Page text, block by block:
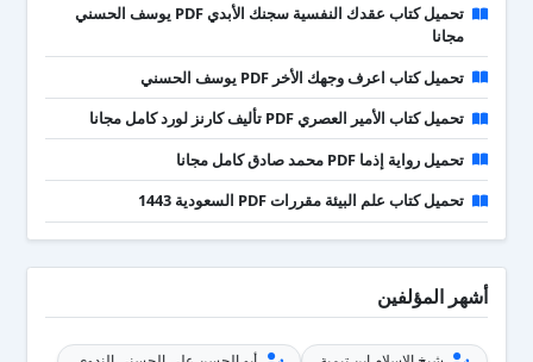
تحميل كتاب عقدك النفسية سجنك الأبدي PDF يوسف الحسني
مجانا
تحميل كتاب اعرف وجهك الأخر PDF يوسف الحسني
تحميل كتاب الأمير العصري PDF تأليف كارنز لورد كامل مجانا
تحميل رواية إذما PDF محمد صادق كامل مجانا
تحميل كتاب علم البيئة مقررات PDF السعودية 1443
أشهر المؤلفين